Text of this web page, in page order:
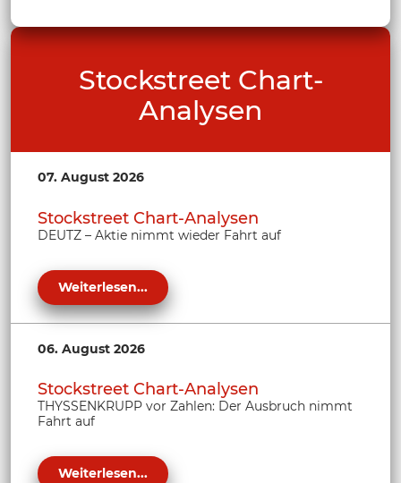
Stockstreet Chart-
Analysen
07. August 2026
Stockstreet Chart-Analysen
DEUTZ – Aktie nimmt wieder Fahrt auf
Weiterlesen...
06. August 2026
Stockstreet Chart-Analysen
THYSSENKRUPP vor Zahlen: Der Ausbruch nimmt
Fahrt auf
Weiterlesen...